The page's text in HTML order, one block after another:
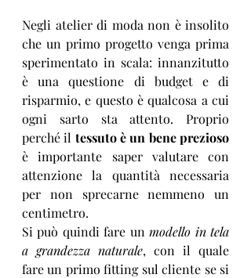
Negli atelier di moda non è insolito
che un primo progetto venga prima
sperimentato in scala: innanzitutto
è una questione di budget e di
risparmio, e questo è qualcosa a cui
ogni sarto sta attento. Proprio
perché il tessuto è un bene prezioso
è importante saper valutare con
attenzione la quantità necessaria
per non sprecarne nemmeno un
centimetro.
Si può quindi fare un modello in tela
a grandezza naturale, con il quale
fare un primo fitting sul cliente se si